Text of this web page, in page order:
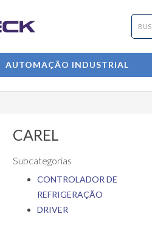
AUTOMAÇÃO INDUSTRIAL
CAREL
Subcategorias
CONTROLADOR DE
REFRIGERAÇÃO
DRIVER